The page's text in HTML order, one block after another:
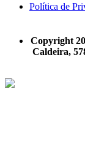
Política de
Copyright
Caldeira,